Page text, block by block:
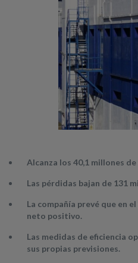
Alcanza los 40,1 millones
Las pérdidas bajan de 131
La compañía prevé que en
neto positivo.
Las medidas de eficiencia
sus propias previsiones.